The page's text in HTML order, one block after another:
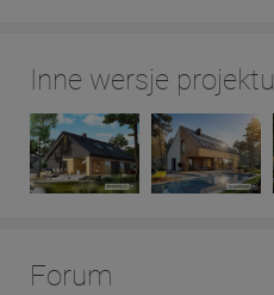
Inne wersje projektu
Forum